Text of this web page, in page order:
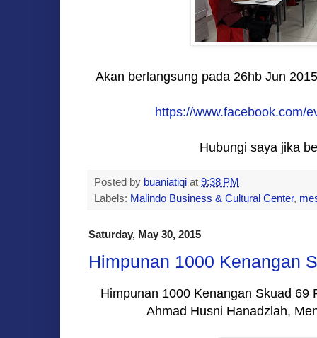
Akan berlangsung pada 26hb Jun
https://www.facebook.com/
Hubungi saya jika
Posted by buaniatiqi at 9:38 PM
Labels: Malindo Business & Cultural Center,
Saturday, May 30, 2015
Himpunan 1000 Kenangan
Himpunan 1000 Kenangan Skuad 69
Ahmad Husni Hanadzlah,